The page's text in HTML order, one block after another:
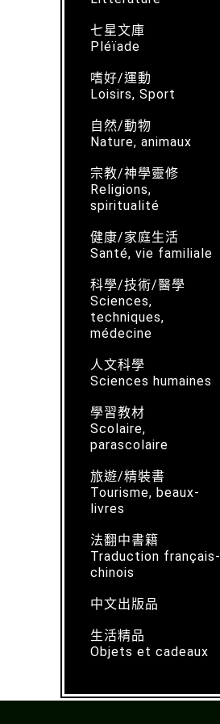
七星文庫
Pléïade
嗜好/運動
Loisirs, Sport
自然/動物
Nature, animaux
宗教/神學靈修
Religions,
spiritualité
健康/家庭生活
Santé, vie familiale
科學/技術/醫學
Sciences,
techniques,
médecine
人文科學
Sciences humaines
學習教材
Scolaire,
parascolaire
旅遊/精裝書
Tourisme, beaux-
livres
法翻中書籍
Traduction français-
chinois
中文出版品
生活精品
Objets et cadeaux